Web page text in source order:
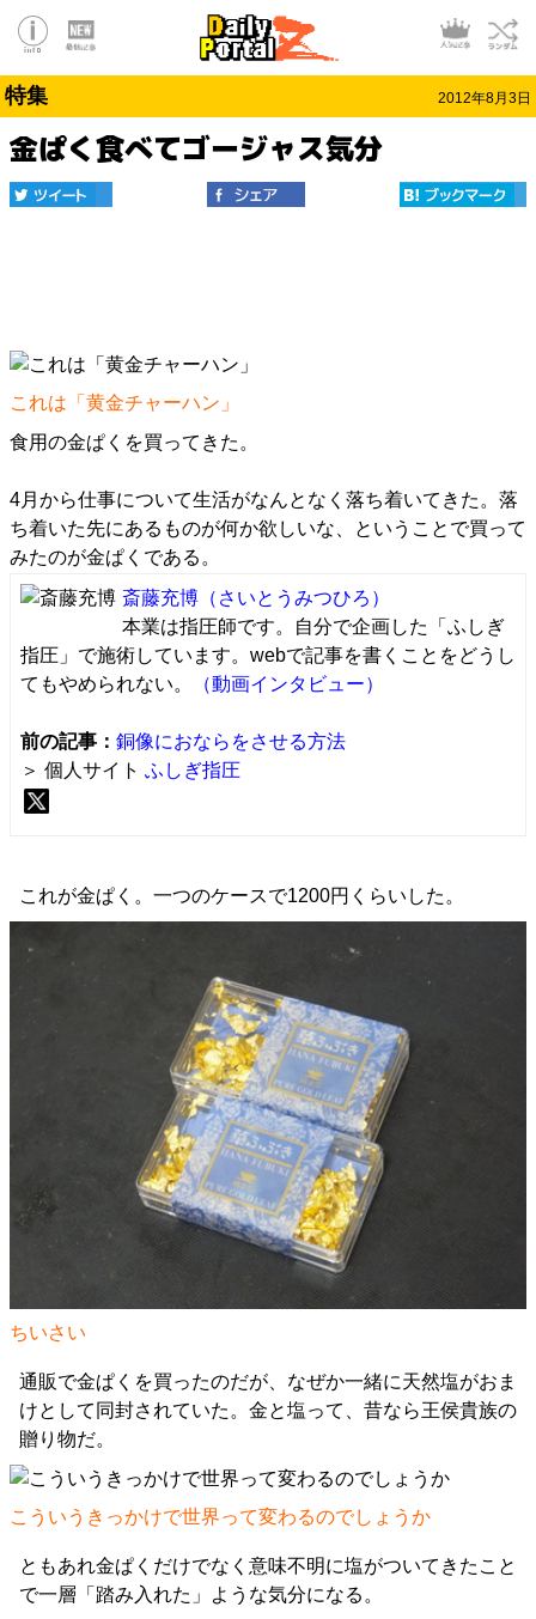
特集 2012年8月3日
金ぱく食べてゴージャス気分
これは「黄金チャーハン」
食用の金ぱくを買ってきた。
4月から仕事について生活がなんとなく落ち着いてきた。落
ち着いた先にあるものが何か欲しいな、ということで買って
みたのが金ぱくである。
斎藤充博 （さいとうみつひろ）
本業は指圧師です。自分で企画した「ふしぎ
指圧」で施術しています。webで記事を書くことをどうし
てもやめられない。
（動画インタビュー）
前の記事： 銅像におならをさせる方法
＞ 個人サイト ふしぎ指圧
これが金ぱく。一つのケースで1200円くらいした。
ちいさい
通販で金ぱくを買ったのだが、なぜか一緒に天然塩がおま
けとして同封されていた。金と塩って、昔なら王侯貴族の
贈り物だ。
こういうきっかけで世界って変わるのでしょうか
ともあれ金ぱくだけでなく意味不明に塩がついてきたこと
で一層「踏み入れた」ような気分になる。